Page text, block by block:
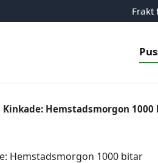
Frakt
Kinkade: Hemstadsmorgon